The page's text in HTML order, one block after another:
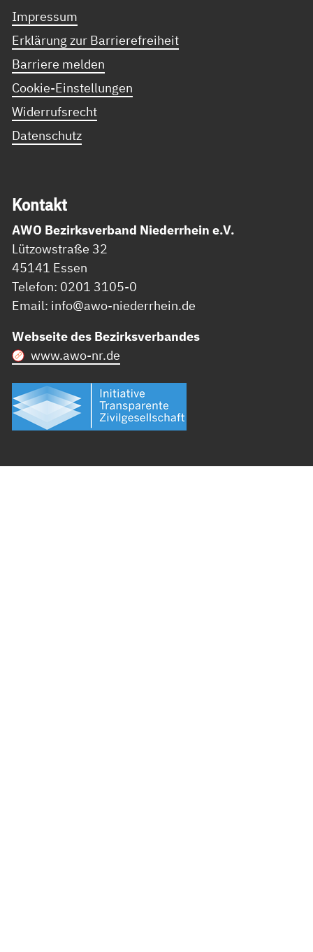
Impressum
Erklärung zur Barrierefreiheit
Barriere melden
Cookie-Einstellungen
Widerrufsrecht
Datenschutz
Kon­takt
AWO Bezirksverband Niederrhein e.V.
Lützowstraße 32
45141 Essen
Telefon: 0201 3105-0
Email: info@awo-niederrhein.de
Webseite des Bezirksverbandes
www.awo-nr.de